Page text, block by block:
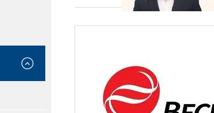
/ PRODUCTS CENTER